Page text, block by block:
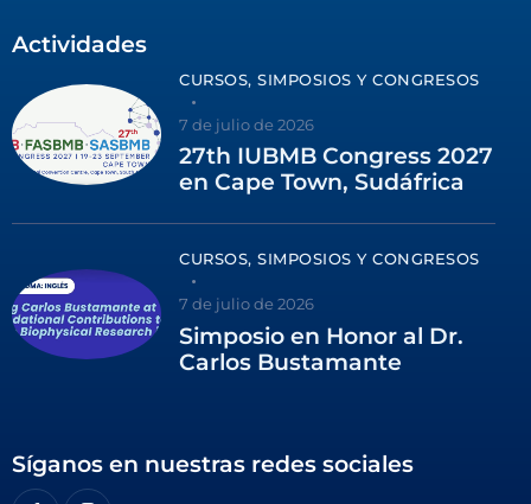
Actividades
CURSOS, SIMPOSIOS Y CONGRESOS
7 de julio de 2026
27th IUBMB Congress 2027
en Cape Town, Sudáfrica
CURSOS, SIMPOSIOS Y CONGRESOS
7 de julio de 2026
Simposio en Honor al Dr.
Carlos Bustamante
Síganos en nuestras redes sociales